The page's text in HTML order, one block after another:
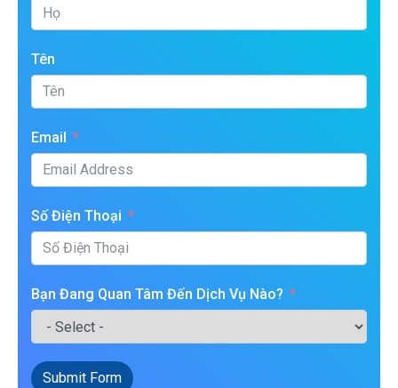
Tên
Email
Số Điện Thoại
Bạn Đang Quan Tâm Đến Dịch Vụ Nào?
Submit Form